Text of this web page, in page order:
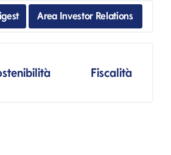
Area Investor Relations
Fiscalità